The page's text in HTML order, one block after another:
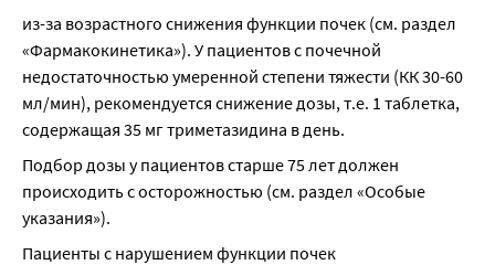
из-за возрастного снижения функции почек (см. раздел
«Фармакокинетика»). У пациентов с почечной
недостаточностью умеренной степени тяжести (КК 30-60
мл/мин), рекомендуется снижение дозы, т.е. 1 таблетка,
содержащая 35 мг триметазидина в день.
Подбор дозы у пациентов старше 75 лет должен
происходить с осторожностью (см. раздел «Особые
указания»).
Пациенты с нарушением функции почек